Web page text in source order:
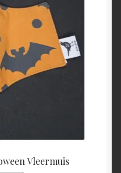
Vleermuis